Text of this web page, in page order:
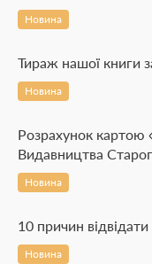
Новина
Тираж нашої книги
Новина
Розрахунок картою
Видавництва
Новина
10 причин
Новина